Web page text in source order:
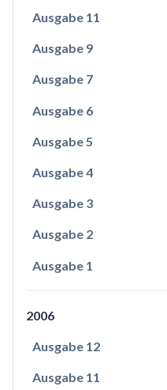
Ausgabe 11
Ausgabe 9
Ausgabe 7
Ausgabe 6
Ausgabe 5
Ausgabe 4
Ausgabe 3
Ausgabe 2
Ausgabe 1
2006
Ausgabe 12
Ausgabe 11